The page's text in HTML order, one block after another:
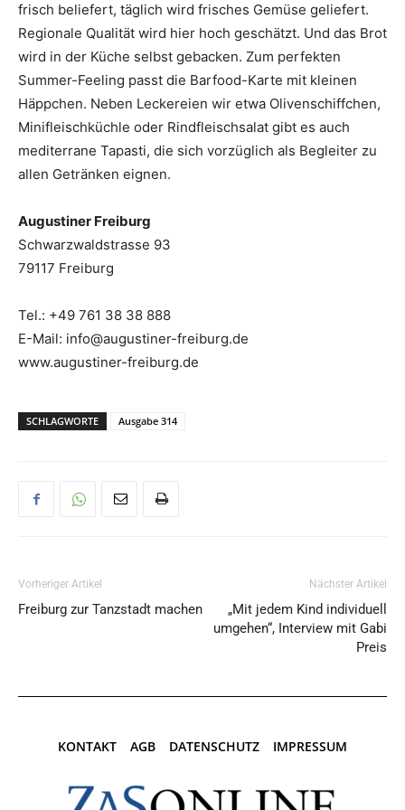
frisch beliefert, täglich wird frisches Gemüse geliefert.
Regionale Qualität wird hier hoch geschätzt. Und das Brot
wird in der Küche selbst gebacken. Zum perfekten
Summer-Feeling passt die Barfood-Karte mit kleinen
Häppchen. Neben Leckereien wir etwa Olivenschiffchen,
Mini­fleischküchle oder Rindfleischsalat gibt es auch
mediterrane Tapasti, die sich vorzüglich als Begleiter zu
allen Getränken eignen.
Augustiner Freiburg
Schwarzwaldstrasse 93
79117 Freiburg
Tel.: +49 761 38 38 888
E-Mail: info@augustiner-freiburg.de
www.augustiner-freiburg.de
SCHLAGWORTE Ausgabe 314
Vorheriger Artikel
Freiburg zur Tanzstadt machen
Nächster Artikel
„Mit jedem Kind individuell
umgehen“, Interview mit Gabi
Preis
KONTAKT AGB DATENSCHUTZ IMPRESSUM